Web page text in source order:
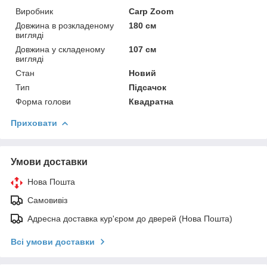
Виробник
Carp Zoom
Довжина в розкладеному
вигляді
180 см
Довжина у складеному
вигляді
107 см
Стан
Новий
Тип
Підсачок
Форма голови
Квадратна
Приховати
Умови доставки
Нова Пошта
Самовивіз
Адресна доставка кур'єром до дверей (Нова Пошта)
Всі умови доставки